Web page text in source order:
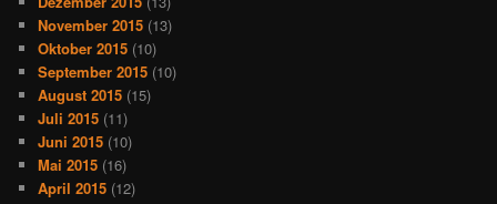
November 2015 (13)
Oktober 2015 (10)
September 2015 (10)
August 2015 (15)
Juli 2015 (11)
Juni 2015 (10)
Mai 2015 (16)
April 2015 (12)